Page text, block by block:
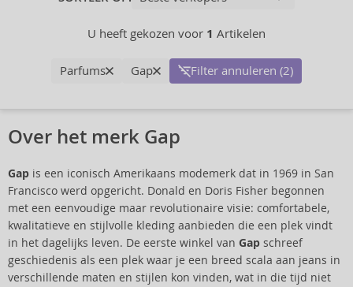
U heeft gekozen voor 1 Artikelen
Parfums Gap Filter annuleren (2)
Over het merk Gap
Gap is een iconisch Amerikaans modemerk dat in 1969 in San
Francisco werd opgericht. Donald en Doris Fisher begonnen
met een eenvoudige maar revolutionaire visie: comfortabele,
kwalitatieve en stijlvolle kleding aanbieden die een plek vindt
in het dagelijks leven. De eerste winkel van Gap schreef
geschiedenis als een plek waar je een breed scala aan jeans in
verschillende maten en stijlen kon vinden, wat in die tijd niet